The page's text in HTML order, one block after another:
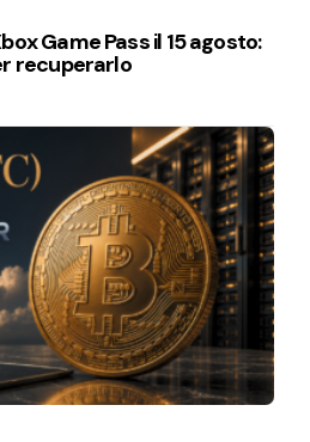
Game Pass il 15 agosto:
recuperarlo